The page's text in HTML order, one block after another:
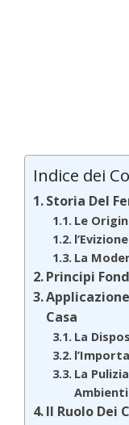
Indice dei
Storia Del
Le
La
Principi
Casa
La
La
Ambienti
Il Ruolo Dei